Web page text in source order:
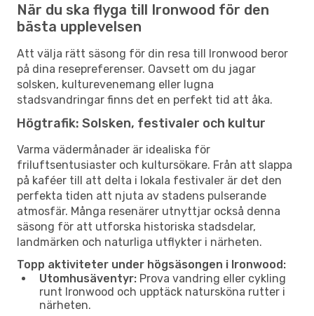
När du ska flyga till Ironwood för den
bästa upplevelsen
Att välja rätt säsong för din resa till Ironwood beror
på dina resepreferenser. Oavsett om du jagar
solsken, kulturevenemang eller lugna
stadsvandringar finns det en perfekt tid att åka.
Högtrafik: Solsken, festivaler och kultur
Varma vädermånader är idealiska för
friluftsentusiaster och kultursökare. Från att slappa
på kaféer till att delta i lokala festivaler är det den
perfekta tiden att njuta av stadens pulserande
atmosfär. Många resenärer utnyttjar också denna
säsong för att utforska historiska stadsdelar,
landmärken och naturliga utflykter i närheten.
Topp aktiviteter under högsäsongen i Ironwood:
Utomhusäventyr: Prova vandring eller cykling
runt Ironwood och upptäck natursköna rutter i
närheten.